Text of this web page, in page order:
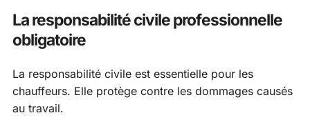
La responsabilité civile professionnelle
obligatoire
La responsabilité civile est essentielle pour les
chauffeurs. Elle protège contre les dommages causés
au travail.